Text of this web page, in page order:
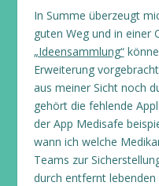
In Summe überzeugt
guten Weg und in einer
„Ideensammlung“
Erweiterung
aus meiner Sicht noch
gehört die fehlende
der App Medisafe
wann ich welche
Teams zur
durch entfernt